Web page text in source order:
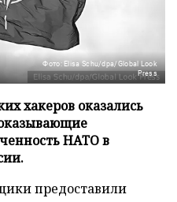
Фото: Elisa Schu/dpa/Global Look
Press
хакеров оказались
НАТО в
предоставили